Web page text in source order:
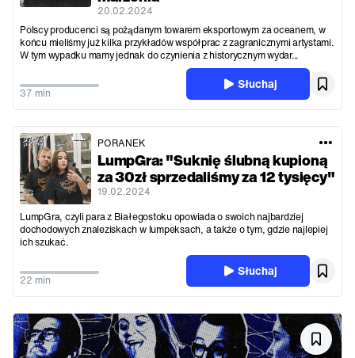
20.02.2024
Polscy producenci są pożądanym towarem eksportowym za oceanem, w
końcu mieliśmy już kilka przykładów współprac z zagranicznymi artystami.
W tym wypadku mamy jednak do czynienia z historycznym wydar...
37 min
Słuchaj
PORANEK
LumpGra: "Suknię ślubną kupioną
za 30zł sprzedaliśmy za 12 tysięcy"
19.02.2024
LumpGra, czyli para z Białegostoku opowiada o swoich najbardziej
dochodowych znaleziskach w lumpeksach, a także o tym, gdzie najlepiej
ich szukać.
22 min
Słuchaj